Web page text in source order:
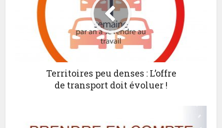
Territoires peu denses : L’offre
de transport doit évoluer !